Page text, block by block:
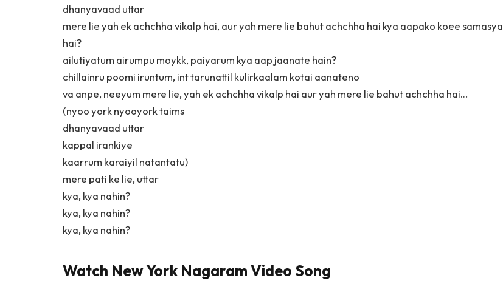
dhanyavaad uttar
mere lie yah ek achchha vikalp hai, aur yah mere lie bahut achchha hai kya aapako koee samasya
hai?
ailutiyatum airumpu moykk, paiyarum kya aap jaanate hain?
chillainru poomi iruntum, int tarunattil kulirkaalam kotai aanateno
va anpe, neeyum mere lie, yah ek achchha vikalp hai aur yah mere lie bahut achchha hai…
(nyoo york nyooyork taims
dhanyavaad uttar
kappal irankiye
kaarrum karaiyil natantatu)
mere pati ke lie, uttar
kya, kya nahin?
kya, kya nahin?
kya, kya nahin?
Watch New York Nagaram Video Song